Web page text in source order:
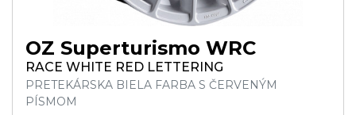
OZ Superturismo WRC
RACE WHITE RED LETTERING
PRETEKÁRSKA BIELA FARBA S ČERVENÝM
PÍSMOM